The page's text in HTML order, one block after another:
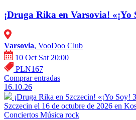
¡Druga Rika en Varsovia! «¡Yo
Varsovia, VooDoo Club
10 Oct Sat 20:00
PLN167
Comprar entradas
16.10.26
¡Druga Rika en Szczecin! «¡Yo Soy!
Szczecin el 16 de octubre de 2026 en
Conciertos Música rock